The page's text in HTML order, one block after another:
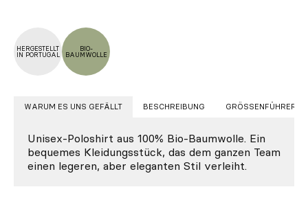
HERGESTELLT
IN PORTUGAL
BIO-
BAUMWOLLE
WARUM ES UNS GEFÄLLT BESCHREIBUNG GRÖSSENFÜHRER
Unisex-Poloshirt aus 100% Bio-Baumwolle. Ein
bequemes Kleidungsstück, das dem ganzen Team
einen legeren, aber eleganten Stil verleiht.